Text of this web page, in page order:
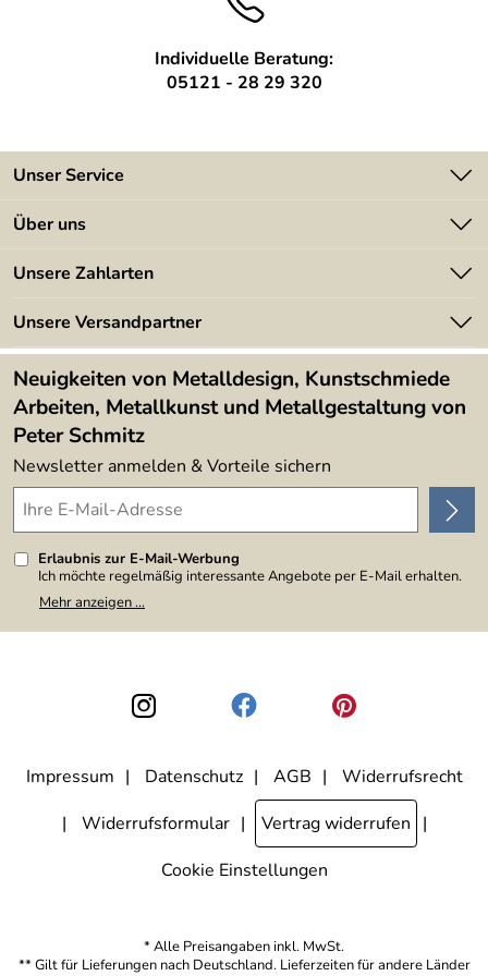
Individuelle Beratung:
05121 - 28 29 320
Unser Service
Kontakt
Kundeninformationen
Newsletter
Lieferbedingungen
Über uns
Angebote
Kundenbewertungen (394)
4,9/5
Unsere Zahlarten
Unsere Versandpartner
Neuigkeiten von Metalldesign, Kunstschmiede
Arbeiten, Metallkunst und Metallgestaltung von
Peter Schmitz
Newsletter anmelden & Vorteile sichern
Erlaubnis zur E-Mail-Werbung
Ich möchte regelmäßig interessante Angebote per E-Mail erhalten.
Meine E-Mail-Adresse wird nicht an andere Unternehmen
weitergegeben. Zu statistischen Zwecken wird in anonymer Form
den Link "Abmelden" am Ende des Newsletters anklicke. Die
Datenschutzerklärung
habe ich zur Kenntnis genommen.
Mehr anzeigen ...
Impressum Datenschutz AGB
Widerrufsrecht
Widerrufsformular
Vertrag widerrufen
Cookie Einstellungen
* Alle Preisangaben inkl. MwSt.
** Gilt für Lieferungen nach Deutschland. Lieferzeiten für andere Länder